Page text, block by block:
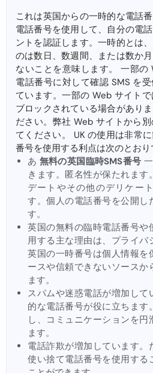
これは英国からの一時的な電話
電話番号を使用して、自分の電
ントを認証します。一時的とは
のは数日、数週間、または数か
ないことを意味します。 一部の
電話番号に対して確認 SMS を
ています。一部の Web サイト
ブロックされている場合があり
ださい。弊社 Web サイトから
てください。 UK の使用は非常
番号を使用する利点は次のとおり
あ 無料の英国臨時SMS番号
きます。匿名性が保たれます
デートやその他のデリケー
す。個人の電話番号を公開し
す。
英国の無料の臨時電話番号や
用する主な理由は、プライバ
英国の一時番号は個人情報を
ースや信頼できないソースか
ます。
スパムや迷惑電話が増加して
的な電話番号が役に立ちます
し、コミュニケーションを円
ます。
電話詐欺が増加しています。
使い捨て電話番号を使用する